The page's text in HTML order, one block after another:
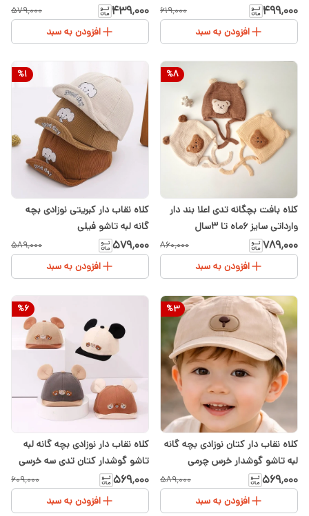
۴۹۹٬۰۰۰ ۶۱۹٬۰۰۰
افزودن به سبد
۴۳۹٬۰۰۰ ۵۷۹٬۰۰۰
افزودن به سبد
%8
کلاه بافت بچگانه تدی اعلا بند دار
وارداتی سایز ۶ماه تا ۳سال
۷۸۹٬۰۰۰ ۸۶۰٬۰۰۰
افزودن به سبد
%1
کلاه نقاب دار کبریتی نوزادی بچه
گانه لبه تاشو فیلی
۵۷۹٬۰۰۰ ۵۸۹٬۰۰۰
افزودن به سبد
%3
کلاه نقاب دار کتان نوزادی بچه گانه
لبه تاشو گوشدار خرس چرمی
۵۶۹٬۰۰۰ ۵۸۹٬۰۰۰
افزودن به سبد
%6
کلاه نقاب دار نوزادی بچه گانه لبه
تاشو گوشدار کتان تدی سه خرسی
۵۶۹٬۰۰۰ ۶۰۹٬۰۰۰
افزودن به سبد